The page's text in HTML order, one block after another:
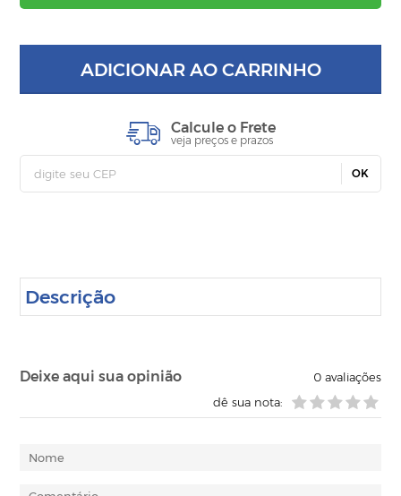
ADICIONAR AO CARRINHO
Calcule o Frete
veja preços e prazos
OK
Descrição
Deixe aqui sua opinião 0avaliações
dê sua nota: